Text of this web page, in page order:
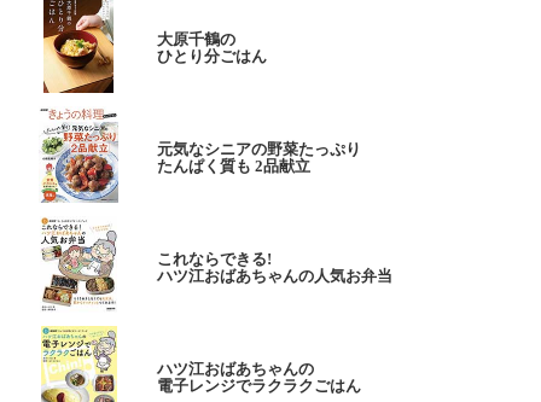
大原千鶴の
ひとり分ごはん
元気なシニアの野菜たっぷり
たんぱく質も 2品献立
これならできる!
ハツ江おばあちゃんの人気お弁当
ハツ江おばあちゃんの
電子レンジでラクラクごはん